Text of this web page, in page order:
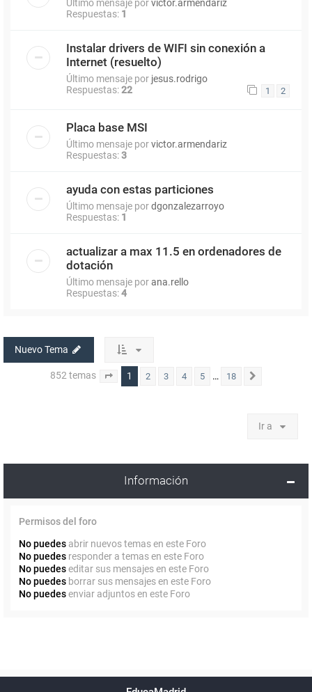
Último mensaje porvictor.armendariz
Respuestas: 1
Instalar drivers de WIFI sin conexión a
Internet (resuelto)
Último mensaje por jesus.rodrigo
Respuestas:22 1 2
Placa base MSI
Último mensaje porvictor.armendariz
Respuestas:3
ayuda con estas particiones
Último mensaje pordgonzalezarroyo
Respuestas: 1
actualizar a max 11.5 en ordenadores de
dotación
Último mensaje porana.rello
Respuestas:4
Nuevo Tema
852 temas Página 1de 18
1 2 3 4 5 … 18
Ir a
Información
Permisos del foro
No puedes abrir nuevos temas en este Foro
No puedes responder a temas en este Foro
No puedeseditar sus mensajes en este Foro
No puedes borrar sus mensajes en este Foro
No puedesenviar adjuntos en este Foro